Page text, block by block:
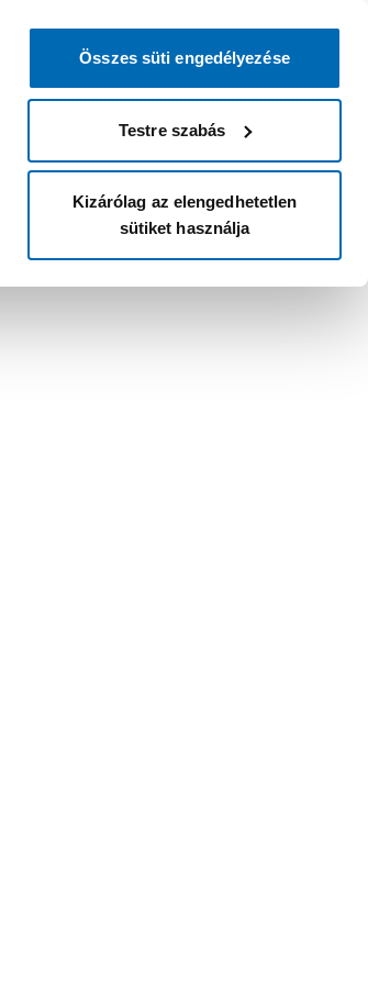
Összes süti engedélyezése
Testre szabás
Kizárólag az elengedhetetlen
sütiket használja